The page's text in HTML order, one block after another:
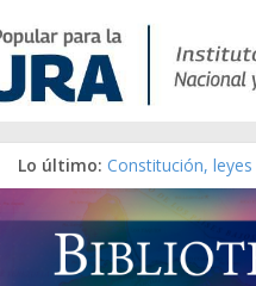
Lo último:
Catálogo
Constitución,
Una Parálisis
Modesta Bor
Gaceta Oficial de